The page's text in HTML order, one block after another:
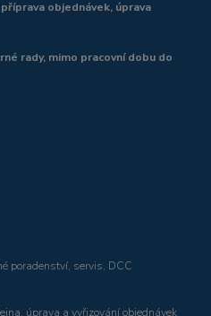
objednávek, úprava
rady, mimo pracovní dobu do
poradenství, servis, DCC
úprava a vyřizování objednávek